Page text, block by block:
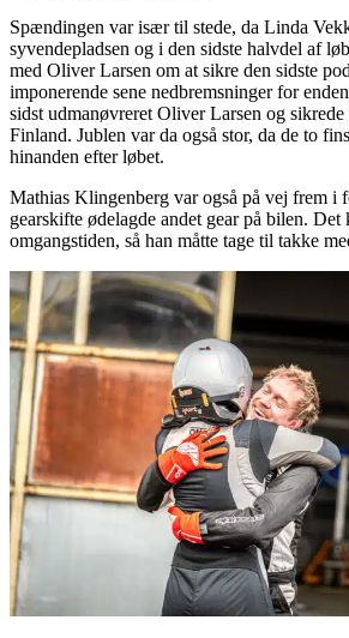
Spændingen var især til stede, da Linda
syvendepladsen og i den sidste halvdel af
med Oliver Larsen om at sikre den sidste
imponerende sene nedbremsninger for
sidst udmanøvreret Oliver Larsen og
Finland. Jublen var da også stor, da de to
hinanden efter løbet.
Mathias Klingenberg var også på vej frem i
gearskifte ødelagde andet gear på bilen. Det
omgangstiden, så han måtte tage til takke